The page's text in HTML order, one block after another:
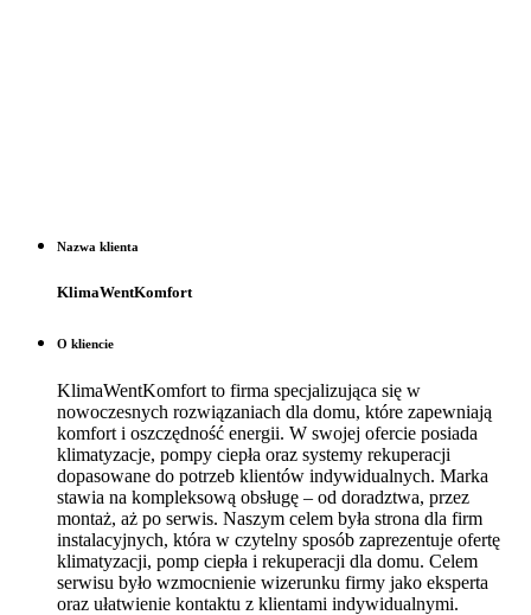
Nazwa klienta
KlimaWentKomfort
O kliencie
KlimaWentKomfort to firma specjalizująca się w
nowoczesnych rozwiązaniach dla domu, które zapewniają
komfort i oszczędność energii. W swojej ofercie posiada
klimatyzacje, pompy ciepła oraz systemy rekuperacji
dopasowane do potrzeb klientów indywidualnych. Marka
stawia na kompleksową obsługę – od doradztwa, przez
montaż, aż po serwis. Naszym celem była strona dla firm
instalacyjnych, która w czytelny sposób zaprezentuje ofertę
klimatyzacji, pomp ciepła i rekuperacji dla domu. Celem
serwisu było wzmocnienie wizerunku firmy jako eksperta
oraz ułatwienie kontaktu z klientami indywidualnymi.